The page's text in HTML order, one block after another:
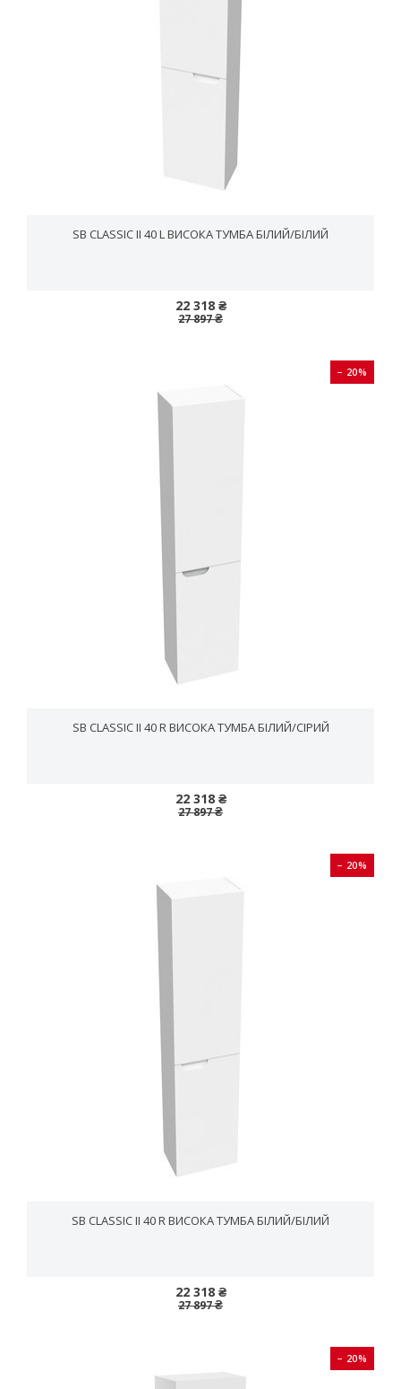
SB CLASSIC II 40 L ВИСОКА ТУМБА БІЛИЙ/БІЛИЙ
22 318 ₴
27 897 ₴
− 20%
SB CLASSIC II 40 R ВИСОКА ТУМБА БІЛИЙ/CІРИЙ
22 318 ₴
27 897 ₴
− 20%
SB CLASSIC II 40 R ВИСОКА ТУМБА БІЛИЙ/БІЛИЙ
22 318 ₴
27 897 ₴
− 20%